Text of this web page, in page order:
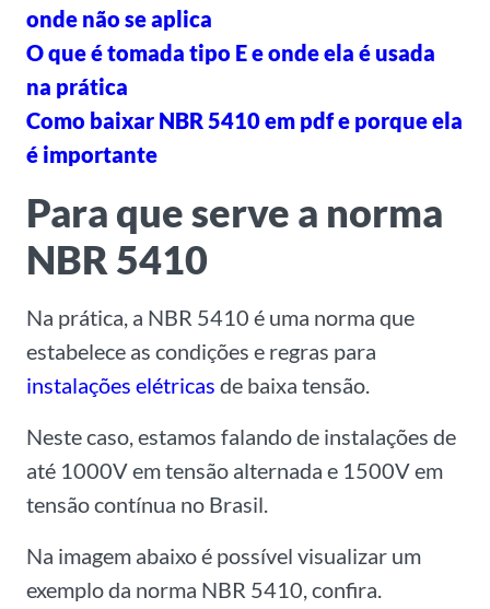
onde não se aplica
O que é tomada tipo E e onde ela é usada
na prática
Como baixar NBR 5410 em pdf e porque ela
é importante
Para que serve a norma
NBR 5410
Na prática, a NBR 5410 é uma norma que
estabelece as condições e regras para
instalações elétricas de baixa tensão.
Neste caso, estamos falando de instalações de
até 1000V em tensão alternada e 1500V em
tensão contínua no Brasil.
Na imagem abaixo é possível visualizar um
exemplo da norma NBR 5410, confira.